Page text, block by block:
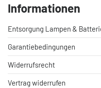
Informationen
Entsorgung Lampen &
Garantiebedingungen
Widerrufsrecht
Vertrag widerrufen